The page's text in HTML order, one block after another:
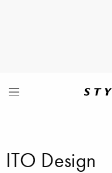
ITO Design